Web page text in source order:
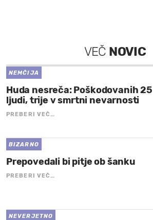
VEČ NOVIC
NEMČIJA
Huda nesreča: Poškodovanih 25
ljudi, trije v smrtni nevarnosti
PREBERI VEČ…
BIZARNO
Prepovedali bi pitje ob šanku
PREBERI VEČ…
NEVERJETNO